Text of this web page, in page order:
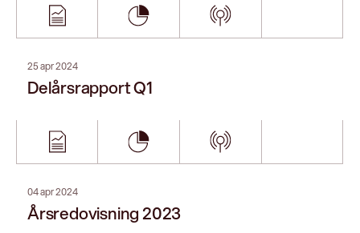
25 okt 2023
Delårsrapport Q3
14 jul 2023
Delårsrapport Q2